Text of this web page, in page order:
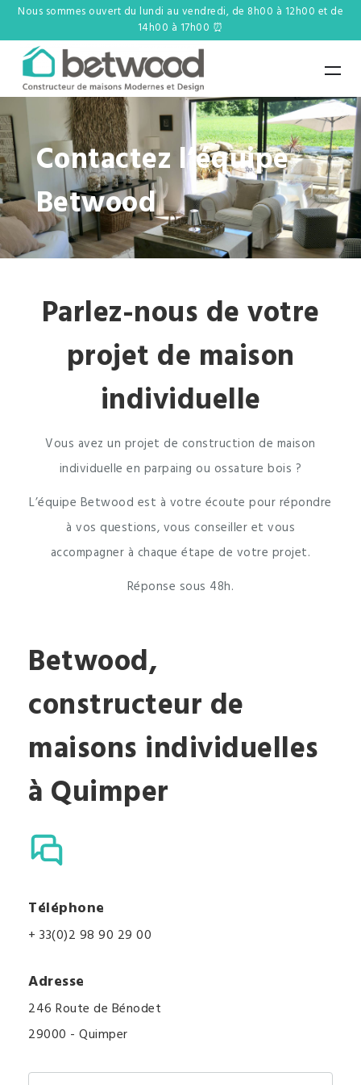
Nous sommes ouvert du lundi au vendredi, de 8h00 à 12h00 et de
14h00 à 17h00 ⏰
Contactez l’équipe
Betwood
Parlez-nous de votre
projet de maison
individuelle
Vous avez un projet de construction de maison
individuelle en parpaing ou ossature bois ?
L’équipe Betwood est à votre écoute pour répondre
à vos questions, vous conseiller et vous
accompagner à chaque étape de votre projet.
Réponse sous 48h.
Betwood,
constructeur de
maisons individuelles
à Quimper
Téléphone
+ 33(0)2 98 90 29 00
Adresse
246 Route de Bénodet
29000 - Quimper